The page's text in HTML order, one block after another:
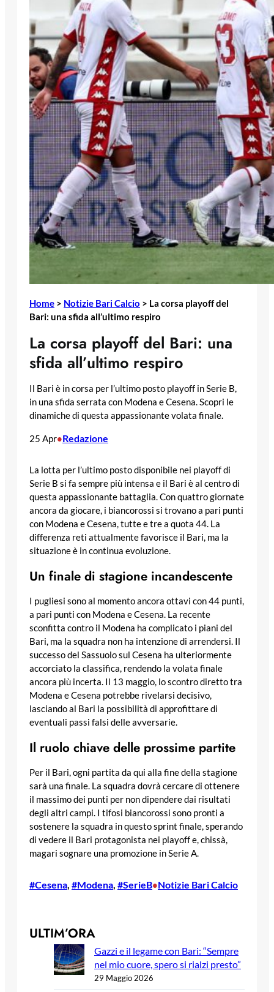
Home > Notizie Bari Calcio > La corsa playoff del
Bari: una sfida all’ultimo respiro
La corsa playoff del Bari: una
sfida all’ultimo respiro
Il Bari è in corsa per l’ultimo posto playoff in Serie B,
in una sfida serrata con Modena e Cesena. Scopri le
dinamiche di questa appassionante volata finale.
25 Apr•Redazione
La lotta per l’ultimo posto disponibile nei playoff di
Serie B si fa sempre più intensa e il Bari è al centro di
questa appassionante battaglia. Con quattro giornate
ancora da giocare, i biancorossi si trovano a pari punti
con Modena e Cesena, tutte e tre a quota 44. La
differenza reti attualmente favorisce il Bari, ma la
situazione è in continua evoluzione.
Un finale di stagione incandescente
I pugliesi sono al momento ancora ottavi con 44 punti,
a pari punti con Modena e Cesena. La recente
sconfitta contro il Modena ha complicato i piani del
Bari, ma la squadra non ha intenzione di arrendersi. Il
successo del Sassuolo sul Cesena ha ulteriormente
accorciato la classifica, rendendo la volata finale
ancora più incerta. Il 13 maggio, lo scontro diretto tra
Modena e Cesena potrebbe rivelarsi decisivo,
lasciando al Bari la possibilità di approfittare di
eventuali passi falsi delle avversarie.
Il ruolo chiave delle prossime partite
Per il Bari, ogni partita da qui alla fine della stagione
sarà una finale. La squadra dovrà cercare di ottenere
il massimo dei punti per non dipendere dai risultati
degli altri campi. I tifosi biancorossi sono pronti a
sostenere la squadra in questo sprint finale, sperando
di vedere il Bari protagonista nei playoff e, chissà,
magari sognare una promozione in Serie A.
#Cesena, #Modena, #SerieB•Notizie Bari Calcio
ULTIM’ORA
Gazzi e il legame con Bari: “Sempre
nel mio cuore, spero si rialzi presto”
29 Maggio 2026